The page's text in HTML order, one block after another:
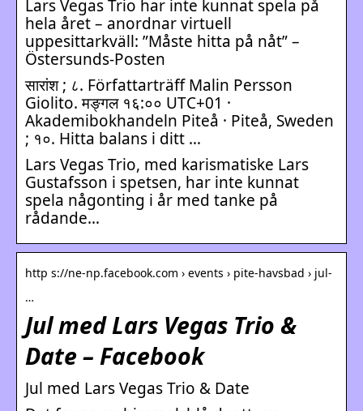
Lars Vegas Trio har inte kunnat spela på
hela året – anordnar virtuell
uppesittarkväll: ”Måste hitta på nåt” –
Östersunds-Posten
सारांश ; ८. Författarträff Malin Persson
Giolito. मङ्गल १६:०० UTC+01 ·
Akademibokhandeln Piteå · Piteå, Sweden
; १०. Hitta balans i ditt …
Lars Vegas Trio, med karismatiske Lars
Gustafsson i spetsen, har inte kunnat
spela någonting i år med tanke på
rådande…
http s://ne-np.facebook.com › events › pite-havsbad › jul-
…
Jul med Lars Vegas Trio &
Date – Facebook
Jul med Lars Vegas Trio & Date